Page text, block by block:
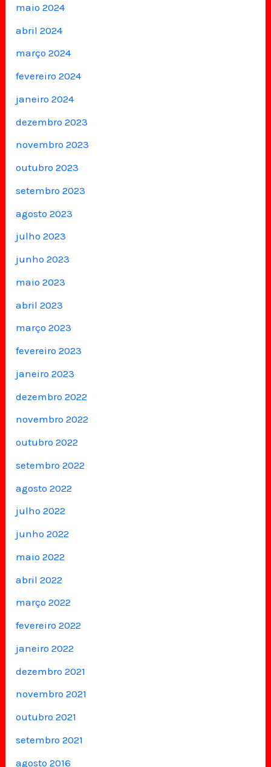
maio 2024
abril 2024
março 2024
fevereiro 2024
janeiro 2024
dezembro 2023
novembro 2023
outubro 2023
setembro 2023
agosto 2023
julho 2023
junho 2023
maio 2023
abril 2023
março 2023
fevereiro 2023
janeiro 2023
dezembro 2022
novembro 2022
outubro 2022
setembro 2022
agosto 2022
julho 2022
junho 2022
maio 2022
abril 2022
março 2022
fevereiro 2022
janeiro 2022
dezembro 2021
novembro 2021
outubro 2021
setembro 2021
agosto 2016